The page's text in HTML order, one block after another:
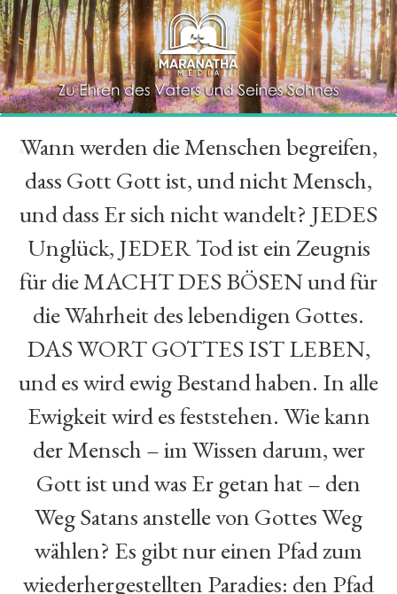
“
Wann werden die Menschen begreifen,
dass Gott Gott ist, und nicht Mensch,
und dass Er sich nicht wandelt? JEDES
Unglück, JEDER Tod ist ein Zeugnis
für die MACHT DES BÖSEN und für
die Wahrheit des lebendigen Gottes.
DAS WORT GOTTES IST LEBEN,
und es wird ewig Bestand haben. In alle
Ewigkeit wird es feststehen. Wie kann
der Mensch – im Wissen darum, wer
Gott ist und was Er getan hat – den
Weg Satans anstelle von Gottes Weg
wählen? Es gibt nur einen Pfad zum
wiederhergestellten Paradies: den Pfad